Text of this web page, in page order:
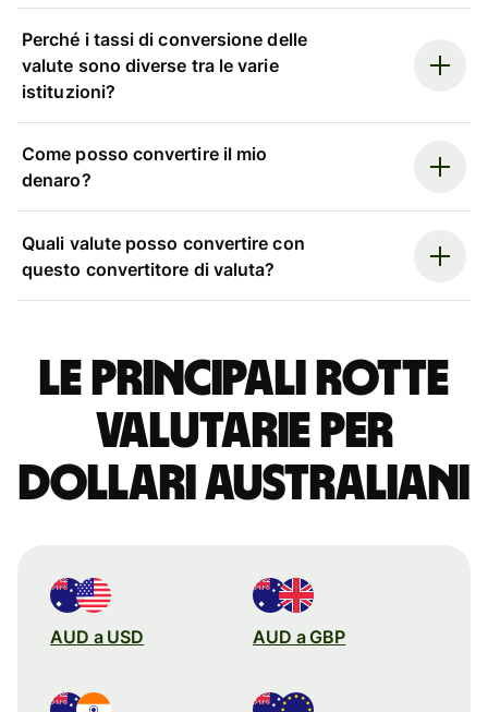
Perché i tassi di conversione delle
valute sono diverse tra le varie
istituzioni?
Come posso convertire il mio
denaro?
Quali valute posso convertire con
questo convertitore di valuta?
Le principali rotte
valutarie per
dollari australiani
AUD a USD AUD a GBP